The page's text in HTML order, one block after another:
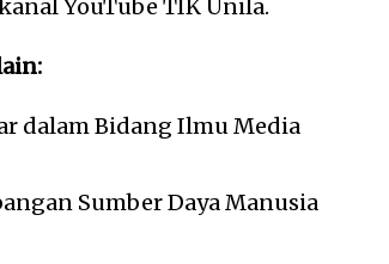
YouTube TIK Unila.
dalam Bidang Ilmu Media
Sumber Daya Manusia